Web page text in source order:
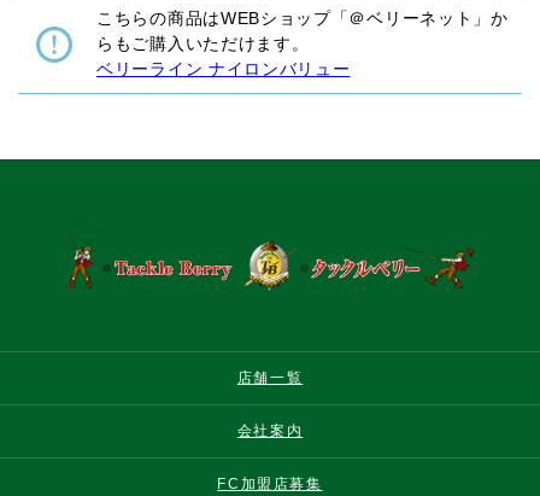
こちらの商品はWEBショップ「＠ベリーネット」か
らもご購入いただけます。
ベリーライン ナイロンバリュー
店舗一覧
会社案内
FC加盟店募集